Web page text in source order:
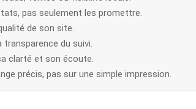
pas seulement les promettre.
de son site.
du suivi.
clarté et son écoute.
précis, pas sur une simple impression.